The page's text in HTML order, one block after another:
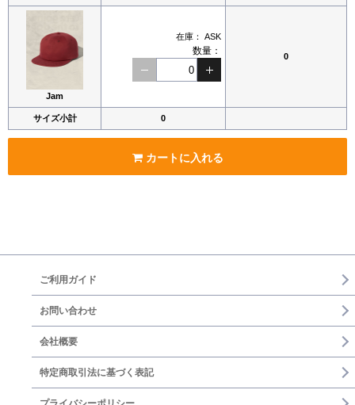
サイズ小計 0
Jam
在庫： ASK
数量： 0
カートに入れる
ご利用ガイド
お問い合わせ
会社概要
特定商取引法に基づく表記